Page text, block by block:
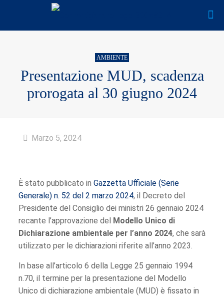
AMBIENTE
Presentazione MUD, scadenza
prorogata al 30 giugno 2024
Marzo 5, 2024
È stato pubblicato in Gazzetta Ufficiale (Serie
Generale) n. 52 del 2 marzo 2024, il Decreto del
Presidente del Consiglio dei ministri 26 gennaio 2024
recante l’approvazione del Modello Unico di
Dichiarazione ambientale per l’anno 2024, che sarà
utilizzato per le dichiarazioni riferite all’anno 2023.
In base all’articolo 6 della Legge 25 gennaio 1994
n.70, il termine per la presentazione del Modello
Unico di dichiarazione ambientale (MUD) è fissato in